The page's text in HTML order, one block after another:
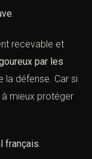
.
recevable et
par les
la défense. Car si
mieux protéger
français.